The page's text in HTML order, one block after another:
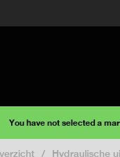
You have not selected a
/ Hydraulische